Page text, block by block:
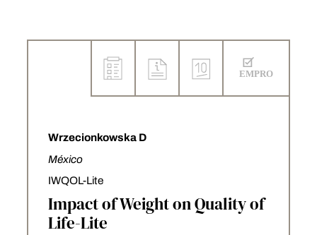
Wrzecionkowska D
México
IWQOL-Lite
Impact of Weight on Quality of
Life-Lite